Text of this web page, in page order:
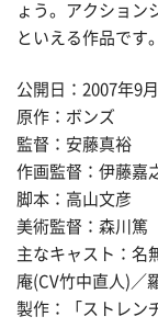
ょう。アクション
といえる作品です。
公開日：2007年9
原作：ボンズ
監督：安藤真裕
作画監督：伊藤嘉
脚本：高山文彦
美術監督：森川篤
主なキャスト：名
庵(CV竹中直人)／
製作：「ストレン